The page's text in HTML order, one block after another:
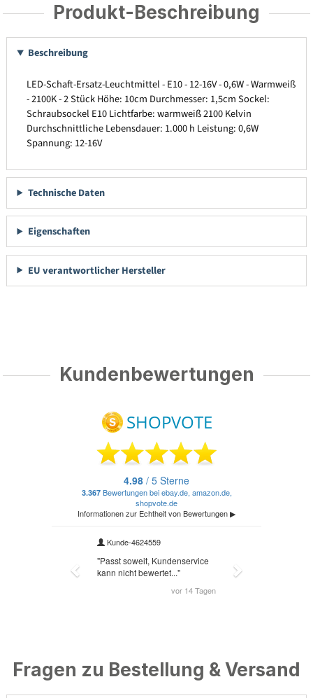
Produkt-Beschreibung
Beschreibung
LED-Schaft-Ersatz-Leuchtmittel - E10 - 12-16V - 0,6W - Warmweiß
- 2100K - 2 Stück Höhe: 10cm Durchmesser: 1,5cm Sockel:
Schraubsockel E10 Lichtfarbe: warmweiß 2100 Kelvin
Durchschnittliche Lebensdauer: 1.000 h Leistung: 0,6W
Spannung: 12-16V
Technische Daten
Eigenschaften
EU verantwortlicher Hersteller
Kundenbewertungen
Fragen zu Bestellung & Versand